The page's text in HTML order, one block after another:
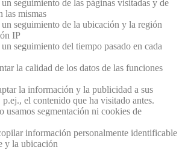
seguimiento de las páginas visitadas y de
las mismas
seguimiento de la ubicación y la región
IP
seguimiento del tiempo pasado en cada
la calidad de los datos de las funciones
la información y la publicidad a sus
p.ej., el contenido que ha visitado antes.
usamos segmentación ni cookies de
información personalmente identificable
y la ubicación